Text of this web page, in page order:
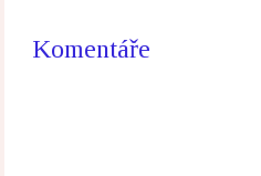
Komentáře